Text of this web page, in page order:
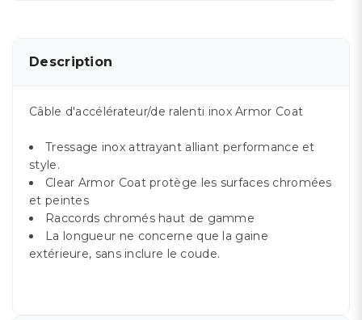
Description
Câble d'accélérateur/de ralenti inox Armor Coat
Tressage inox attrayant alliant performance et
style.
Clear Armor Coat protège les surfaces chromées
et peintes
Raccords chromés haut de gamme
La longueur ne concerne que la gaine
extérieure, sans inclure le coude.